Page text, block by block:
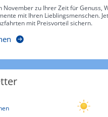
November zu Ihrer Zeit für Genuss,
mit Ihren Lieblingsmenschen.
mit Preisvorteil sichern.